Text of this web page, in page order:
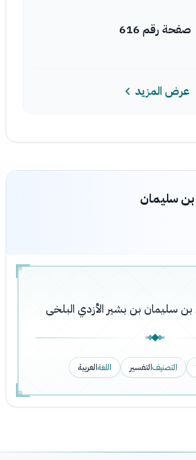
صفحة رقم 616
عرض المزيد
سليمان
سليمان بن بشير الأزدي البلخى
التصنيفالتفسير اللغةالعربية